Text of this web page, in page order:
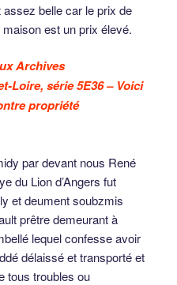
belle car le prix de
est un prix élevé.
Archives
Loire, série 5E36 – Voici
propriété
par devant nous René
du Lion d’Angers fut
et deument soubzmis
prêtre demeurant à
lequel confesse avoir
délaissé et transporté et
tous troubles ou